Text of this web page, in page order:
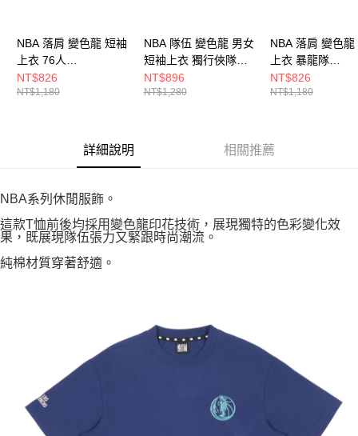
NBA 落肩 變色龍 短袖
上衣 76人
3525102520
NT$826
NT$1,180
NBA 隊伍 變色龍 男女
短袖上衣 獨行俠隊
3625103620
NT$896
NT$1,280
NBA 落肩 變色龍
上衣 暴龍隊
3525102300
NT$826
NT$1,180
詳細說明 相關推薦
NBA系列休閒服飾。
這款T恤前後均採用變色龍印花技術，展現獨特的色彩變化效
果，既展現隊伍張力又緊跟時尚潮流。
純棉材質穿著舒適。